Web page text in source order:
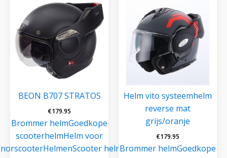
BEON B707 STRATOS
€179.95
Brommer helmGoedkope
scooterhelmHelm voor
HelmenScooter helm
Helm vito systeemhelm
reverse mat
grijs/oranje
€179.95
Brommer helmGoedkope